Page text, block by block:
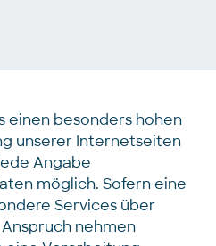
einen besonders hohen
unserer Internetseiten
Angabe
möglich. Sofern eine
Services über
nehmen